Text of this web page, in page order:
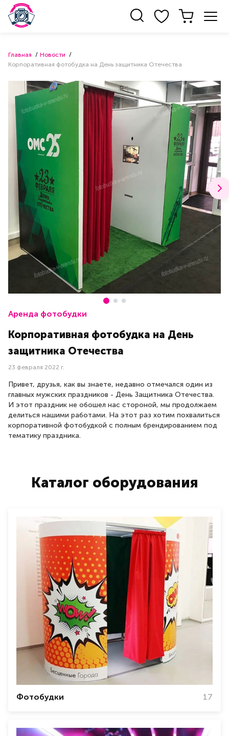
Главная
Новости
Корпоративная фотобудка на День защитника Отечества
Аренда фотобудки
Корпоративная фотобудка на День
защитника Отечества
23 февраля 2022 г.
Привет, друзья, как вы знаете, недавно отмечался один из
главных мужских праздников - День Защитника Отечества.
И этот праздник не обошел нас стороной, мы продолжаем
делиться нашими работами. На этот раз хотим похвалиться
корпоративной фотобудкой с полным брендированием под
тематику праздника.
Каталог оборудования
Фотобудки 17